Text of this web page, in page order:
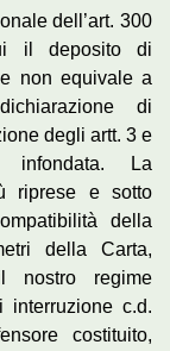
dell’art. 300
il deposito di
non equivale a
di
degli artt. 3 e
infondata. La
riprese e sotto
della
della Carta,
nostro regime
c.d.
costituito,